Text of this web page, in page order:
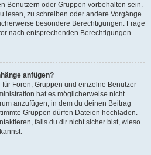
Benutzern oder Gruppen vorbehalten sein.
lesen, zu schreiben oder andere Vorgänge
besondere Berechtigungen. Frage
nach entsprechenden Berechtigungen.
anfügen?
Foren, Gruppen und einzelne Benutzer
hat es möglicherweise nicht
anzufügen, in dem du deinen Beitrag
Gruppen dürfen Dateien hochladen.
falls du dir nicht sicher bist, wieso